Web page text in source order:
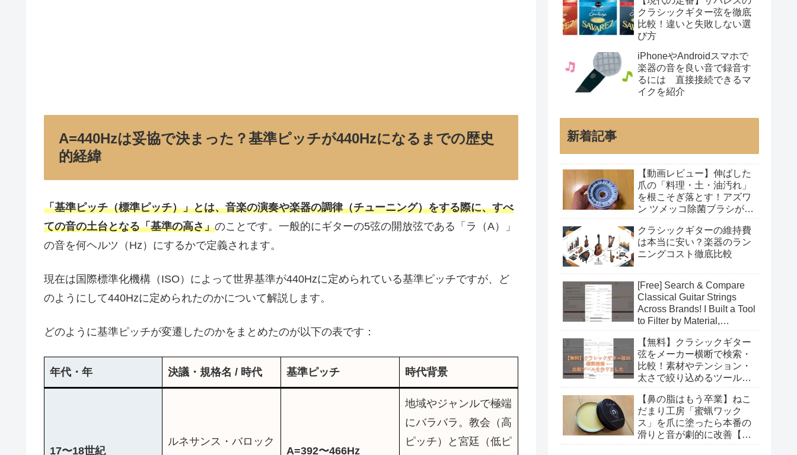
A=440Hzは妥協で決まった？基準ピッチが440Hzになるまでの歴史
的経緯
「基準ピッチ（標準ピッチ）」とは、音楽の演奏や楽器の調律（チューニング）をする際に、すべ
ての音の土台となる「基準の高さ」のことです。一般的にギターの5弦の開放弦である「ラ（A）」
の音を何ヘルツ（Hz）にするかで定義されます。
現在は国際標準化機構（ISO）によって世界基準が440Hzに定められている基準ピッチですが、ど
のようにして440Hzに定められたのかについて解説します。
どのように基準ピッチが変遷したのかをまとめたのが以下の表です：
年代・年 決議・規格名 / 時代 基準ピッチ 時代背景
17〜18世紀
ルネサンス・バロック
A=392〜466Hz
地域やジャンルで極端
にバラバラ。教会（高
ピッチ）と宮廷（低ピ
クラシックギター弦を徹底
比較！違いと失敗しない選
び方
iPhoneやAndroidスマホで
楽器の音を良い音で録音す
るには 直接接続できるマ
イクを紹介
新着記事
【動画レビュー】伸ばした
爪の「料理・土・油汚れ」
を根こそぎ落とす！アズワ
ン ツメッコ除菌ブラシが凄
クラシックギターの維持費
は本当に安い？楽器のラン
ニングコスト徹底比較
[Free] Search & Compare
Classical Guitar Strings
Across Brands! I Built a Tool
to Filter by Material,
【無料】クラシックギター
弦をメーカー横断で検索・
比較！素材やテンション・
太さで絞り込めるツールを
【鼻の脂はもう卒業】ねこ
だまり工房「蜜蝋ワック
ス」を爪に塗ったら本番の
滑りと音が劇的に改善【レ